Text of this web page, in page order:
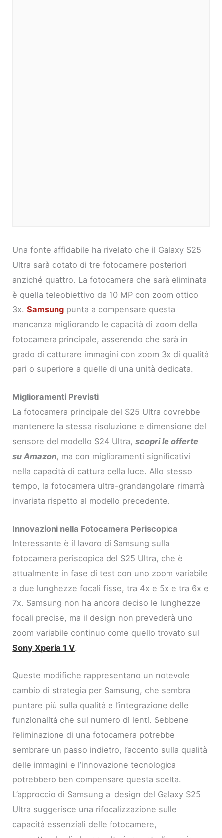
Una fonte affidabile ha rivelato che il Galaxy S25
Ultra sarà dotato di tre fotocamere posteriori
anziché quattro. La fotocamera che sarà eliminata
è quella teleobiettivo da 10 MP con zoom ottico
3x.Samsung punta a compensare questa
mancanza migliorando le capacità di zoom della
fotocamera principale, asserendo che sarà in
grado di catturare immagini con zoom 3x di qualità
pari o superiore a quelle di una unità dedicata.
Miglioramenti Previsti
La fotocamera principale del S25 Ultra dovrebbe
mantenere la stessa risoluzione e dimensione del
sensore del modello S24 Ultra,scopri le offerte
su Amazon, ma con miglioramenti significativi
nella capacità di cattura della luce. Allo stesso
tempo, la fotocamera ultra-grandangolare rimarrà
invariata rispetto al modello precedente.
Innovazioni nella Fotocamera Periscopica
Interessante è il lavoro di Samsung sulla
fotocamera periscopica del S25 Ultra, che è
attualmente in fase di test con uno zoom variabile
a due lunghezze focali fisse, tra 4x e 5x e tra 6x e
7x. Samsung non ha ancora deciso le lunghezze
focali precise, ma il design non prevederà uno
zoom variabile continuo come quello trovato sul
Sony Xperia 1 V.
Queste modifiche rappresentano un notevole
cambio di strategia per Samsung, che sembra
puntare più sulla qualità e l’integrazione delle
funzionalità che sul numero di lenti. Sebbene
l’eliminazione di una fotocamera potrebbe
sembrare un passo indietro, l’accento sulla qualità
delle immagini e l’innovazione tecnologica
potrebbero ben compensare questa scelta.
L’approccio di Samsung al design del Galaxy S25
Ultra suggerisce una rifocalizzazione sulle
capacità essenziali delle fotocamere,